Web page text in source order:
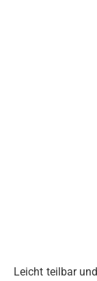
Leicht teilbar